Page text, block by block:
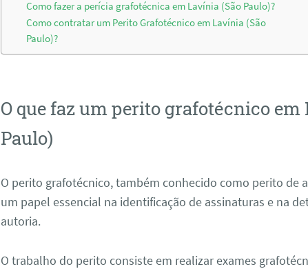
Como fazer a perícia grafotécnica em Lavínia (São Paulo)?
Como contratar um Perito Grafotécnico em Lavínia (São
Paulo)?
O que faz um perito grafotécnico em
Paulo)
O perito grafotécnico, também conhecido como perito de
um papel essencial na identificação de assinaturas e na
autoria.
O trabalho do perito consiste em realizar exames